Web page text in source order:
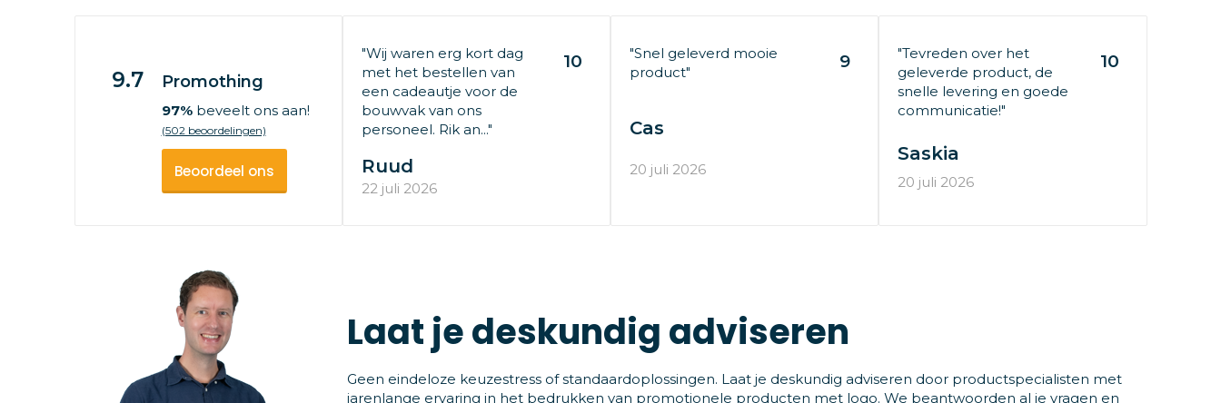
9.7 Promothing
97%beveelt ons aan!
(502 beoordelingen)
Beoordeel ons
"Wij waren erg kort dag
met het bestellen van
een cadeautje voor de
bouwvak van ons
personeel. Rik an..."
10
Ruud
22 juli 2026
"Snel geleverd mooie
product"
9
Cas
20 juli 2026
"Tevreden over het
geleverde product, de
snelle levering en goede
communicatie!"
10
Saskia
20 juli 2026
Laat je deskundig adviseren
Geen eindeloze keuzestress of standaardoplossingen. Laat je deskundig adviseren door productspecialisten met
jarenlange ervaring in het bedrukken van promotionele producten met logo. We beantwoorden al je vragen en